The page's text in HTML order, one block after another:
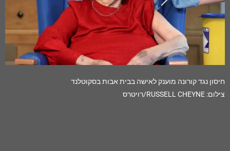
חיסון נגד קורונה מוענק לאישה בבית אבות בסקוטלנד
צילום: RUSSELL CHEYNE/רויטרס